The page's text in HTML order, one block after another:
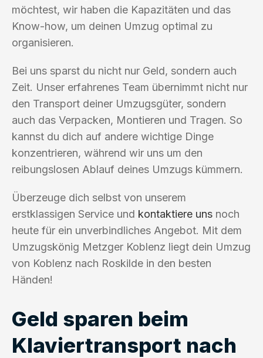
möchtest, wir haben die Kapazitäten und das
Know-how, um deinen Umzug optimal zu
organisieren.
Bei uns sparst du nicht nur Geld, sondern auch
Zeit. Unser erfahrenes Team übernimmt nicht nur
den Transport deiner Umzugsgüter, sondern
auch das Verpacken, Montieren und Tragen. So
kannst du dich auf andere wichtige Dinge
konzentrieren, während wir uns um den
reibungslosen Ablauf deines Umzugs kümmern.
Überzeuge dich selbst von unserem
erstklassigen Service und kontaktiere uns noch
heute für ein unverbindliches Angebot. Mit dem
Umzugskönig Metzger Koblenz liegt dein Umzug
von Koblenz nach Roskilde in den besten
Händen!
Geld sparen beim
Klaviertransport nach